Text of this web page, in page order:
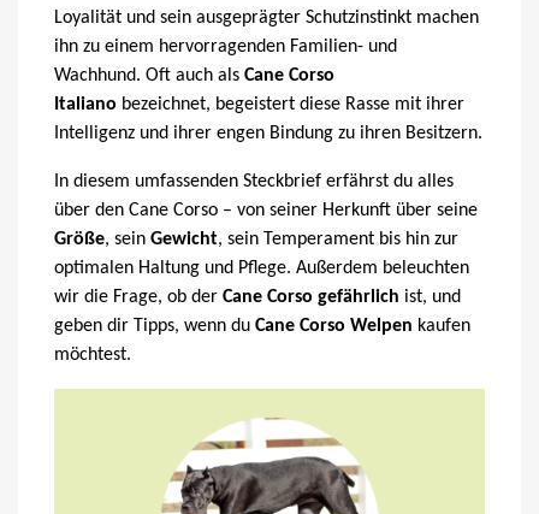
Loyalität und sein ausgeprägter Schutzinstinkt machen
ihn zu einem hervorragenden Familien- und
Wachhund. Oft auch als Cane Corso
Italiano bezeichnet, begeistert diese Rasse mit ihrer
Intelligenz und ihrer engen Bindung zu ihren Besitzern.
In diesem umfassenden Steckbrief erfährst du alles
über den Cane Corso – von seiner Herkunft über seine
Größe, sein Gewicht, sein Temperament bis hin zur
optimalen Haltung und Pflege. Außerdem beleuchten
wir die Frage, ob der Cane Corso gefährlich ist, und
geben dir Tipps, wenn du Cane Corso Welpen kaufen
möchtest.